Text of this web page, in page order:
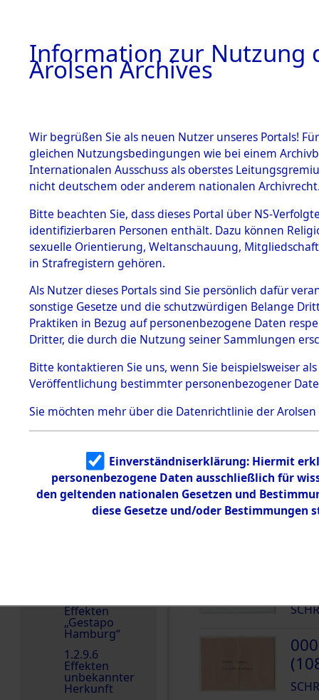
BESTÄNDE
1.
Inhaftierungsdoku
mente
1.2.9 Beim ITS
verwahrte
1.2.9.1
Effekten aus
dem KZ
Dachau
Effekten aus
dem KZ
Dachau,
Landesentsch
ädigungsamt
Effekten aus
dem KZ
Neuengamm
e
Dokument
Effekten
„Gestapo
Hamburg“
1.2.9.6
Effekten
unbekannter
Herkunft
4Akten
TIEMEN
Land
Niederlande
Die Personalien des
wurden nach der
Inventarisierung und
SCHRAA
Information zur Nutzung
Arolsen Archives
Wir begrüßen Sie als neuen Nutzer unseres Portals!
gleichen Nutzungsbedingungen wie bei einem
Internationalen Ausschuss als oberstes
nicht deutschem oder anderem nationalen
Bitte beachten Sie, dass dieses Portal über NS-
identifizierbaren Personen enthält. Dazu können
sexuelle Orientierung, Weltanschauung,
in Strafregistern gehören.
Als Nutzer dieses Portals sind Sie persönlich dafür
sonstige Gesetze und die schutzwürdigen Belange
Praktiken in Bezug auf personenbezogene Daten
Dritter, die durch die Nutzung seiner Sammlungen
Bitte kontaktieren Sie uns, wenn Sie beispielsweiser
Veröffentlichung bestimmter personenbezogener
Sie möchten mehr über die Datenrichtlinie der Arolsen
Einverständniserklärung: Hiermit
personenbezogene Daten ausschließlich für
den geltenden nationalen Gesetzen und
diese Gesetze und/oder Bestimmungen